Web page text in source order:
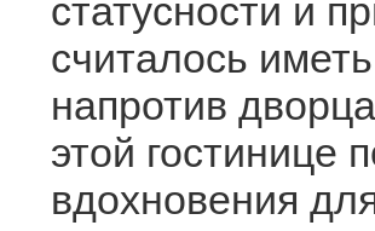
статусности и
считалось
напротив
этой гостинице
вдохновения